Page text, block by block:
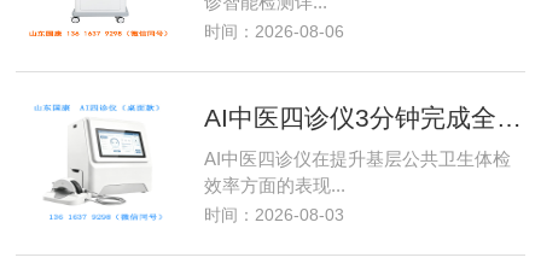
时间：2026-08-06
AI中医四诊仪3分钟完成全套筛查，提升公卫体检效率
AI中医四诊仪在提升基层公共卫生体检
效率方面的表现...
时间：2026-08-03